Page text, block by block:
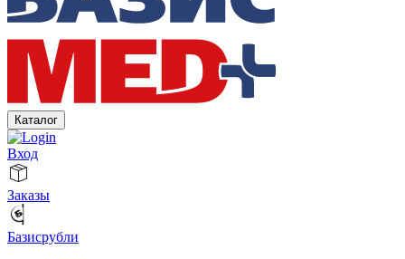
Каталог
Вход
Заказы
Базисрубли